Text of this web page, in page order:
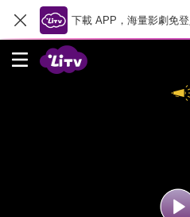
下載 APP，海量影劇免